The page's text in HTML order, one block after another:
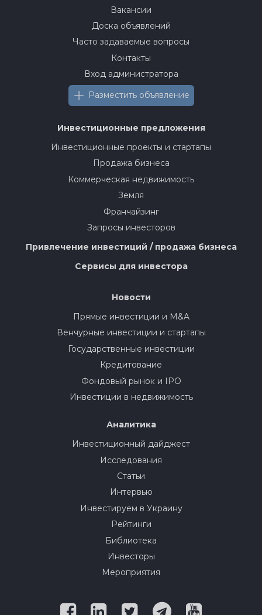
Вакансии
Доска объявлений
Часто задаваемые вопросы
Контакты
Вход администратора
Разместить объявление
Инвестиционные предложения
Инвестиционные проекты и стартапы
Продажа бизнеса
Коммерческая недвижимость
Земля
Франчайзинг
Запросы инвесторов
Привлечение инвестиций / продажа бизнеса
Сервисы для инвестора
Новости
Прямые инвестиции и M&A
Венчурные инвестиции и стартапы
Государственные инвестиции
Кредитование
Фондовый рынок и IPO
Инвестиции в недвижимость
Аналитика
Инвестиционный дайджест
Исследования
Статьи
Интервью
Инвестируем в Украину
Рейтинги
Библиотека
Инвесторы
Мероприятия